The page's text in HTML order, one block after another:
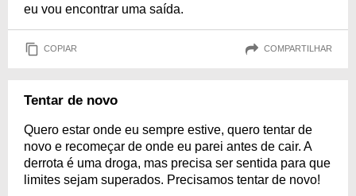
eu vou encontrar uma saída.
COPIAR COMPARTILHAR
Tentar de novo
Quero estar onde eu sempre estive, quero tentar de
novo e recomeçar de onde eu parei antes de cair. A
derrota é uma droga, mas precisa ser sentida para que
limites sejam superados. Precisamos tentar de novo!